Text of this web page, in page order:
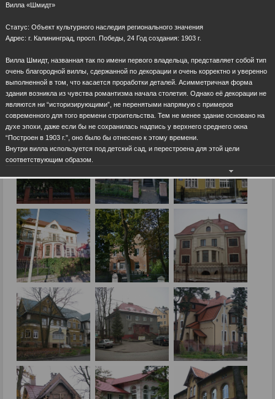
Вилла «Шмидт»
Статус: Объект культурного наследия регионального значения
Адрес: г. Калининград, просп. Победы, 24 Год создания: 1903 г.
Вилла Шмидт, названная так по имени первого владельца, представляет собой тип
очень благородной виллы, сдержанной по декорации и очень корректно и уверенно
выполненной в том, что касается проработки деталей. Асимметричная форма
здания возникла из чувства романтизма начала столетия. Однако её декорации не
являются ни “историзирующими”, не перенятыми напрямую с примеров
современного для того времени строительства. Тем не менее здание основано на
духе эпохи, даже если бы не сохранилась надпись у верхнего среднего окна
“Построен в 1903 г.”, оно было бы отнесено к этому времени.
Внутри вилла используется под детский сад, и перестроена для этой цели
соответствующим образом.